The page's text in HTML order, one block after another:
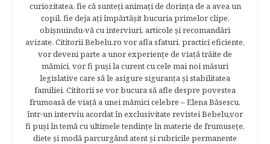
curiozitatea, fie că sunteţi animaţi de dorinţa de a avea un
copil, fie deja aţi împărtăşit bucuria primelor clipe,
obişnuindu-vă cu interviuri, articole şi recomandări
avizate. Cititorii Bebelu.ro vor afla sfaturi, practici eficiente,
vor deveni parte a unor experienţe de viaţă trăite de
mămici, vor fi puşi la curent cu cele mai noi măsuri
legislative care să le asigure siguranţa şi stabilitatea
familiei. Cititorii se vor bucura să afle despre povestea
frumoasă de viață a unei mămici celebre – Elena Băsescu,
într-un interviu acordat în exclusivitate revistei Bebelu,vor
fi puşi în temă cu ultimele tendinţe în materie de frumuseţe,
diete şi modă parcurgând atent şi rubricile permanente